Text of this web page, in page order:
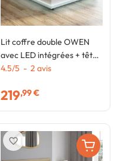
Lit coffre double OWEN
avec LED intégrées + tête
de lit et sommier 140 x 190
4.5/5 - 2 avis
219,99 €
favorite_border